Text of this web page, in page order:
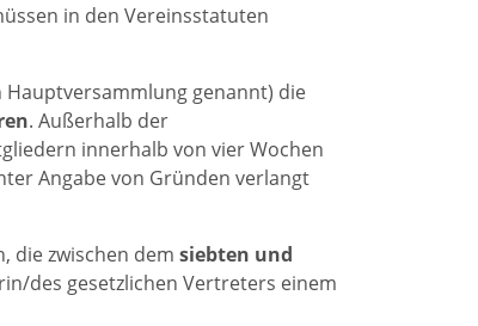
in den Vereinsstatuten
genannt) die
. Außerhalb der
innerhalb von vier Wochen
Angabe von Gründen verlangt
die zwischen dem siebten und
des gesetzlichen Vertreters einem